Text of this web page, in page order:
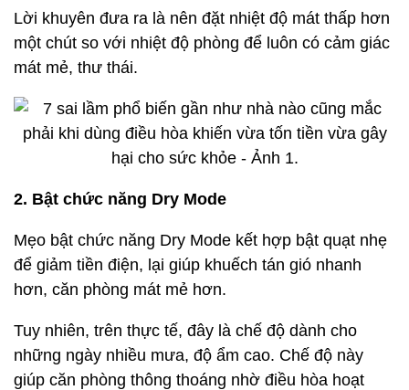
Lời khuyên đưa ra là nên đặt nhiệt độ mát thấp hơn
một chút so với nhiệt độ phòng để luôn có cảm giác
mát mẻ, thư thái.
2. Bật chức năng Dry Mode
Mẹo bật chức năng Dry Mode kết hợp bật quạt nhẹ
để giảm tiền điện, lại giúp khuếch tán gió nhanh
hơn, căn phòng mát mẻ hơn.
Tuy nhiên, trên thực tế, đây là chế độ dành cho
những ngày nhiều mưa, độ ẩm cao. Chế độ này
giúp căn phòng thông thoáng nhờ điều hòa hoạt